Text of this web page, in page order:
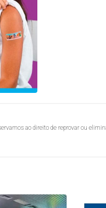
ao direito de reprovar ou